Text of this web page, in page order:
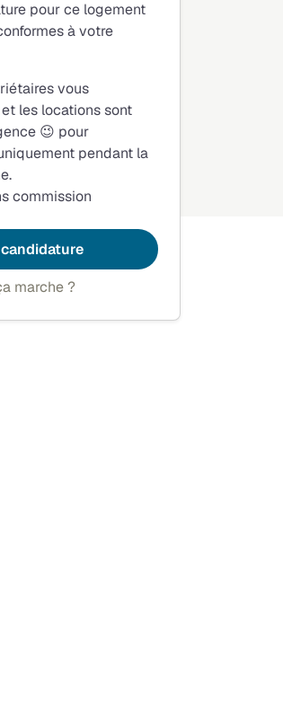
pour ce logement
à votre
vous
les locations sont
😉 pour
pendant la
commission
marche ?